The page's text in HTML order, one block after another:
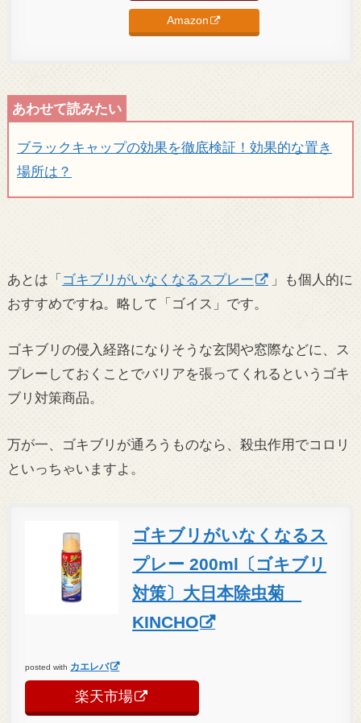
Amazon
ブラックキャップの効果を徹底検証！効果的な置き
場所は？
あとは「ゴキブリがいなくなるスプレー
」も個人的に
おすすめですね。略して「ゴイス」です。
ゴキブリの侵入経路になりそうな玄関や窓際などに、ス
プレーしておくことでバリアを張ってくれるというゴキ
ブリ対策商品。
万が一、ゴキブリが通ろうものなら、殺虫作用でコロリ
といっちゃいますよ。
ゴキブリがいなくなるス
プレー 200ml〔ゴキブリ
対策〕大日本除虫菊
KINCHO
posted with カエレバ
楽天市場